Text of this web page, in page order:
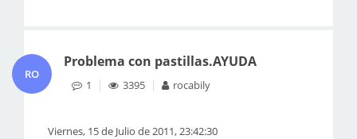
RO
Problema con pastillas.AYUDA
1 3395 rocabily
Viernes, 15 de Julio de 2011, 23:42:30